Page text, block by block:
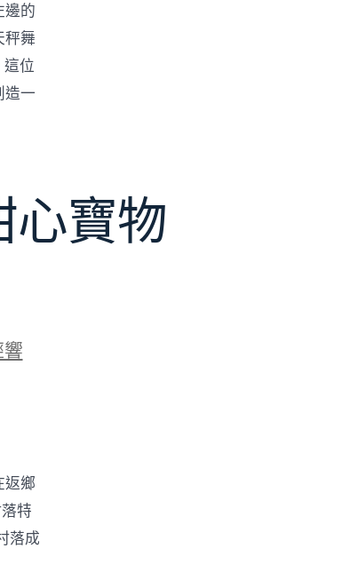
邊的
秤舞
這位
造一
心寶物
返鄉
特
落成